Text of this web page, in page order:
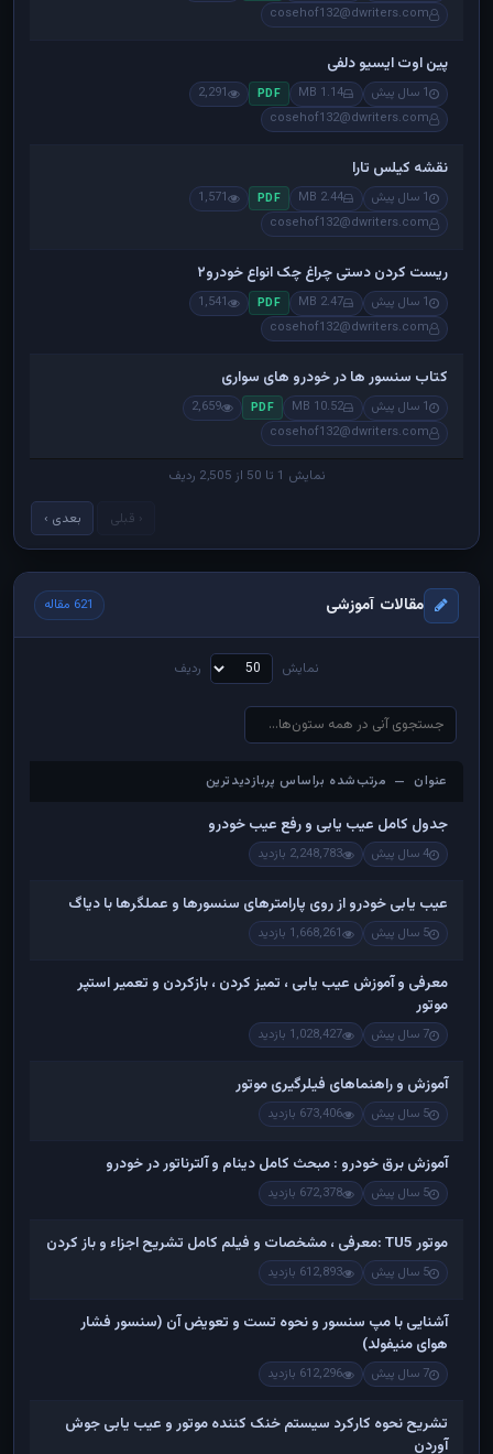
cosehof132@dwriters.com
پین اوت ایسیو دلفی
1 سال پیش 1.14 MB
PDF
2,291
cosehof132@dwriters.com
نقشه کیلس تارا
1 سال پیش 2.44 MB
PDF
1,571
cosehof132@dwriters.com
ریست کردن دستی چراغ چک انواع خودرو۲
1 سال پیش 2.47 MB
PDF
1,541
cosehof132@dwriters.com
کتاب سنسور ها در خودرو های سواری
1 سال پیش 10.52 MB
PDF
2,659
cosehof132@dwriters.com
نمایش 1 تا 50 از 2,505 ردیف
‹ قبلی بعدی ›
مقالات آموزشی 621 مقاله
نمایش ردیف
عنوان — مرتب‌شده براساس پربازدیدترین
عنوان — مرتب‌شده براساس پربازدیدترین
جدول کامل عیب یابی و رفع عیب خودرو
4 سال پیش 2,248,783 بازدید
عیب یابی خودرو از روی پارامترهای سنسورها و عملگرها با دیاگ
5 سال پیش 1,668,261 بازدید
معرفی و آموزش عیب یابی ، تمیز کردن ، بازکردن و تعمیر استپر
موتور
7 سال پیش 1,028,427 بازدید
آموزش و راهنماهای فیلرگیری موتور
5 سال پیش 673,406 بازدید
آموزش برق خودرو : مبحث کامل دینام و آلترناتور در خودرو
5 سال پیش 672,378 بازدید
موتور TU5 :معرفی ، مشخصات و فیلم کامل تشریح اجزاء و باز کردن
5 سال پیش 612,893 بازدید
آشنایی با مپ سنسور و نحوه تست و تعویض آن (سنسور فشار
هوای منیفولد)
7 سال پیش 612,296 بازدید
تشریح نحوه کارکرد سیستم خنک کننده موتور و عیب یابی جوش
آوردن